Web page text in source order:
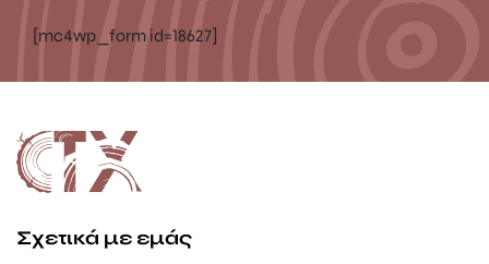
[mc4wp_form id=18627]
Σχετικά με εμάς